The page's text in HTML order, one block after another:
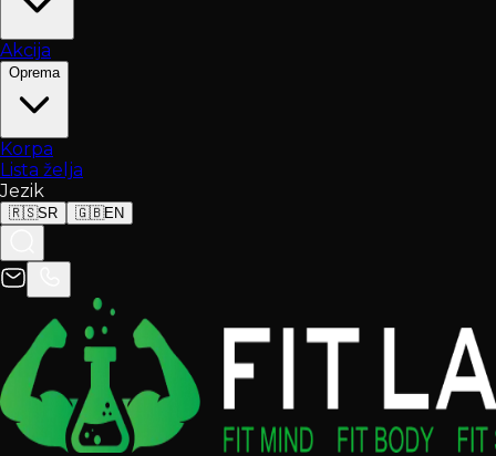
Akcija
Oprema
Korpa
Lista želja
Jezik
🇷🇸SR 🇬🇧EN